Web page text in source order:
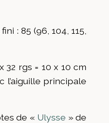
: 85 (96, 104, 115,
32 rgs = 10 x 10 cm
l’aiguille principale
de « Ulysse » de